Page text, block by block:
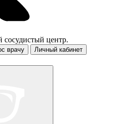
центр.
врачу
Личный кабинет